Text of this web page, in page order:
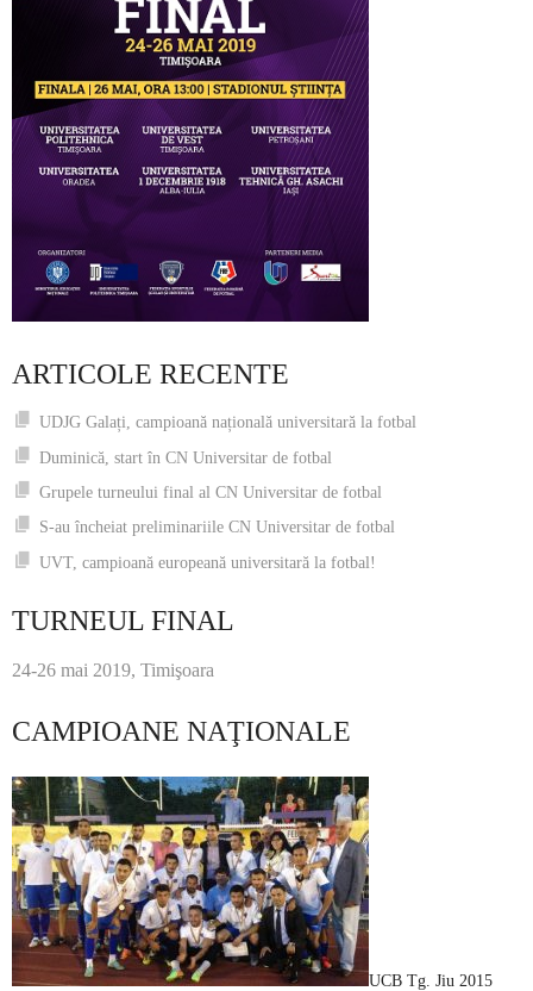
ARTICOLE RECENTE
UDJG Galați, campioană națională universitară la fotbal
Duminică, start în CN Universitar de fotbal
Grupele turneului final al CN Universitar de fotbal
S-au încheiat preliminariile CN Universitar de fotbal
UVT, campioană europeană universitară la fotbal!
TURNEUL FINAL
24-26 mai 2019, Timişoara
CAMPIOANE NAŢIONALE
UCB Tg. Jiu 2015